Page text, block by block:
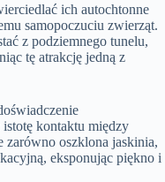
ich autochtonne
samopoczuciu zwierząt.
z podziemnego tunelu,
tę atrakcję jedną z
kontaktu między
zarówno oszklona jaskinia,
eksponując piękno i